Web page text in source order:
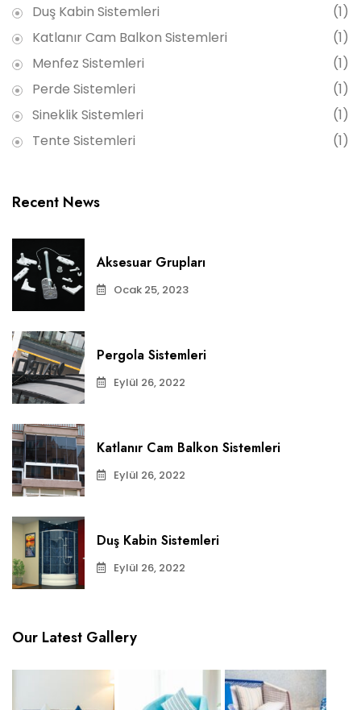
Duş Kabin Sistemleri
(1)
Katlanır Cam Balkon Sistemleri
(1)
Menfez Sistemleri
(1)
Perde Sistemleri
(1)
Sineklik Sistemleri
(1)
Tente Sistemleri
(1)
Recent News
Aksesuar Grupları
Ocak 25, 2023
Pergola Sistemleri
Eylül 26, 2022
Katlanır Cam Balkon Sistemleri
Eylül 26, 2022
Duş Kabin Sistemleri
Eylül 26, 2022
Our Latest Gallery